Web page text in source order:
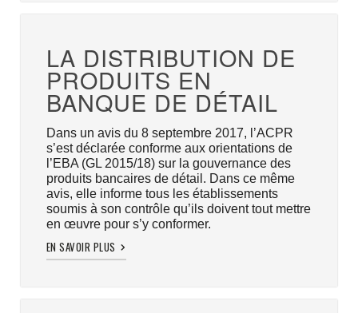
LA DISTRIBUTION DE
PRODUITS EN
BANQUE DE DÉTAIL
Dans un avis du 8 septembre 2017, l’ACPR
s’est déclarée conforme aux orientations de
l’EBA (GL 2015/18) sur la gouvernance des
produits bancaires de détail. Dans ce même
avis, elle informe tous les établissements
soumis à son contrôle qu’ils doivent tout mettre
en œuvre pour s’y conformer.
EN SAVOIR PLUS